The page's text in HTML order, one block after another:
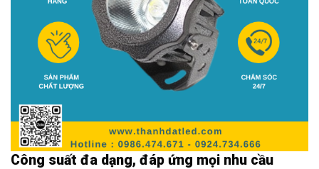
Công suất đa dạng, đáp ứng mọi nhu cầu